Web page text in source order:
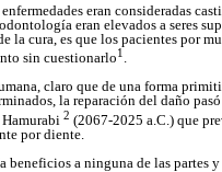
eran consideradas
eran elevados a seres
cura, es que los pacientes por
sin cuestionarlo1 .
claro que de una forma
la reparación del daño
2 (2067-2025 a.C.) que
por diente.
beneficios a ninguna de las partes